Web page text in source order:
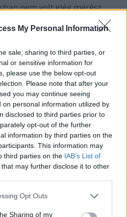
My Personal Information
sale, sharing to third parties, or
or sensitive information for
please use the below opt-out
Please note that after your
you may continue seeing
on personal information utilized by
disclosed to third parties prior to
opt-out of the further
information by third parties on the
This information may
third parties on the IAB’s List of
that may further disclose it to other
app uses one or more Google
behaviour. You may click to
Opt Outs
Sharing of my
nem volt elég merész.
esett, mégis a budapesti
lesz Pécsett.
az állóvizet, ezért
sem Kaposvárról nem
Végül ezt nem tartottam be.
a rendezőkre
érdekelte?
határozottan a színész
például a Budapesti
produkció. Monodráma,
vállán, a rendezésnek